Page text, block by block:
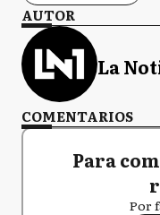
AUTOR
La
COMENTARIOS
Para
Por